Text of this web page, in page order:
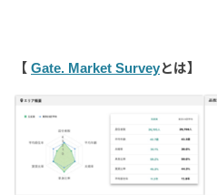
【 Gate. Market Surveyとは】